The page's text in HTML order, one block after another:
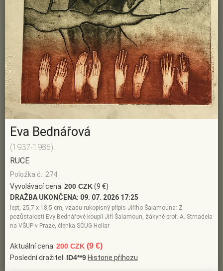
Eva Bednářová
(1937-1986)
RUCE
Položka č.: 274
Vyvolávací cena: 200 CZK(9 €)
DRAŽBA UKONČENA: 09. 07. 2026 17:25
lept, 25,7 x 18,5 cm, vzadu rukopisný přípis Jiřího Šalamouna: Z
pozůstalosti Evy Bednářové koupil Jiří Šalamoun, žákyně prof. A. Strnadela
na VŠUP v Praze, členka SČUG Hollar
Aktuální cena: 200 CZK (9 €)
Poslední dražitel: ID4**9 Historie příhozu